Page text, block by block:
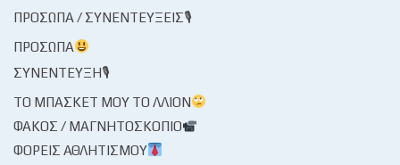
ΠΡΌΣΩΠΑ / ΣΥΝΕΝΤΕΎΞΕΙΣ🎙
ΠΡΌΣΩΠΑ
ΣΥΝΈΝΤΕΥΞΗ🎙
ΤΟ ΜΠΆΣΚΕΤ ΜΟΥ ΤΟ ΛΛΊΟΝ
ΦΑΚΌΣ / ΜΑΓΝΗΤΟΣΚΌΠΙΟ
ΦΟΡΕΊΣ ΑΘΛΗΤΙΣΜΟΎ